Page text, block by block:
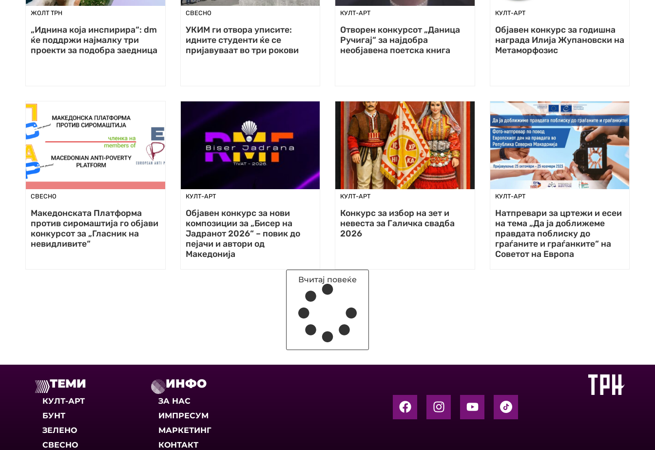
ЖОЛТ ТРН
„Иднина која инспирира“: dm
ќе поддржи најмалку три
проекти за подобра заедница
СВЕСНО
УКИМ ги отвора уписите:
идните студенти ќе се
пријавуваат во три рокови
КУЛТ-АРТ
Отворен конкурсот „Даница
Ручигај“ за најдобра
необјавена поетска книга
КУЛТ-АРТ
Објавен конкурс за годишна
награда Илија Жупановски на
Метаморфозис
СВЕСНО
Македонската Платформа
против сиромаштија го објави
конкурсот за „Гласник на
невидливите“
КУЛТ-АРТ
Објавен конкурс за нови
композиции за „Бисер на
Јадранот 2026“ – повик до
пејачи и автори од
Македонија
КУЛТ-АРТ
Конкурс за избор на зет и
невеста за Галичка свадба
2026
КУЛТ-АРТ
Натпревари за цртежи и есеи
на тема „Да ја доближеме
правдата поблиску до
граѓаните и граѓанките“ на
Советот на Европа
Вчитај повеќе
ТЕМИ
КУЛТ-АРТ
БУНТ
ЗЕЛЕНО
СВЕСНО
ИНФО
ЗА НАС
ИМПРЕСУМ
МАРКЕТИНГ
КОНТАКТ